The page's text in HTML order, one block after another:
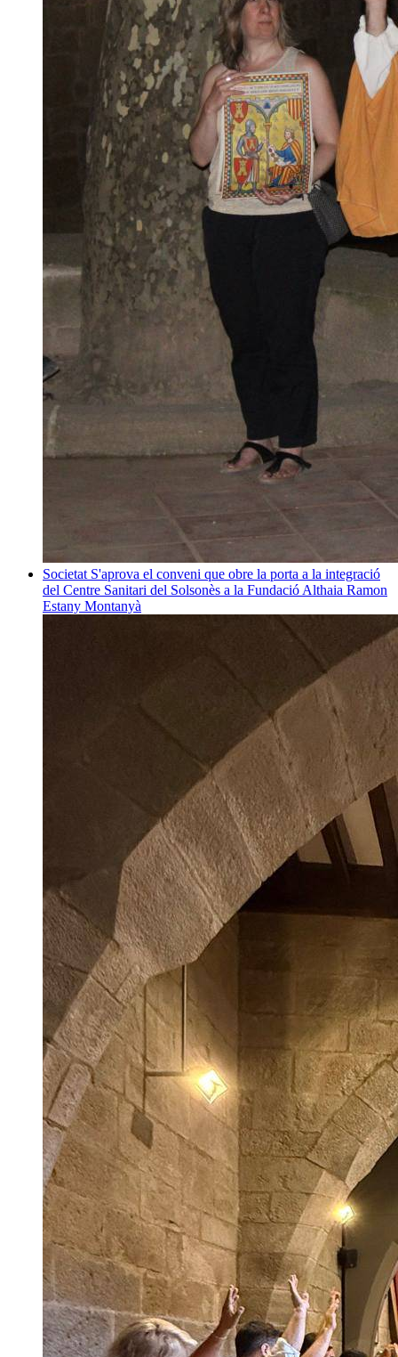
Societat S'aprova el conveni que obre la porta a la integració
del Centre Sanitari del Solsonès a la Fundació Althaia Ramon
Estany Montanyà